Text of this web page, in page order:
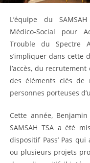
L’équipe du
Médico-Social pour
Trouble du Spectre
s’impliquer dans cette
l’accès, du
des éléments clés de
personnes porteuses
Cette année,
SAMSAH TSA a été
dispositif Pass’ Pas
ou plusieurs projets